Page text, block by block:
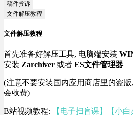
稿件投诉
文件解压教程
文件解压教程
首先准备好解压工具, 电脑端安装
安装 Zarchiver 或者 ES文件管理器
(注意不要安装国内应用商店里的盗
会收费)
B站视频教程: 【电子扫盲课】【小